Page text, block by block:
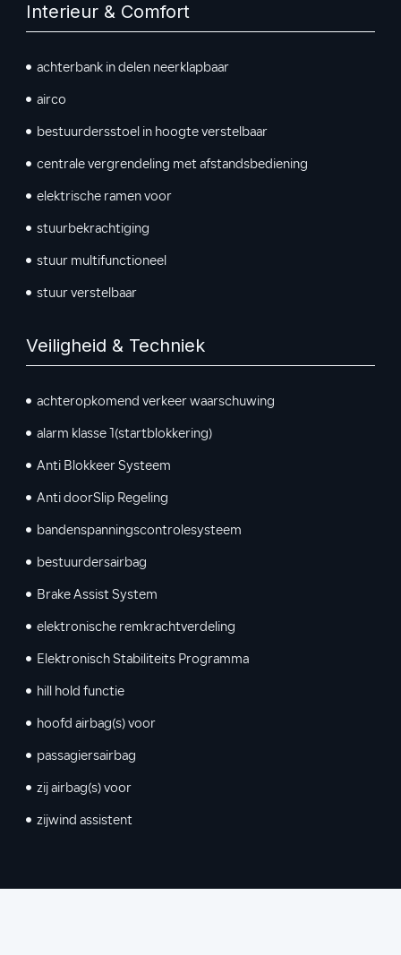
Interieur & Comfort
achterbank in delen neerklapbaar
airco
bestuurdersstoel in hoogte verstelbaar
centrale vergrendeling met afstandsbediening
elektrische ramen voor
stuurbekrachtiging
stuur multifunctioneel
stuur verstelbaar
Veiligheid & Techniek
achteropkomend verkeer waarschuwing
alarm klasse 1(startblokkering)
Anti Blokkeer Systeem
Anti doorSlip Regeling
bandenspanningscontrolesysteem
bestuurdersairbag
Brake Assist System
elektronische remkrachtverdeling
Elektronisch Stabiliteits Programma
hill hold functie
hoofd airbag(s) voor
passagiersairbag
zij airbag(s) voor
zijwind assistent